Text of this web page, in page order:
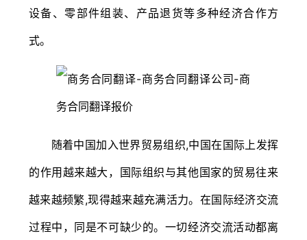
设备、零部件组装、产品退货等多种经济合作方
式。
随着中国加入世界贸易组织,中国在国际上发挥
的作用越来越大，国际组织与其他国家的贸易往来
越来越频繁,现得越来越充满活力。在国际经济交流
过程中，同是不可缺少的。一切经济交流活动都离